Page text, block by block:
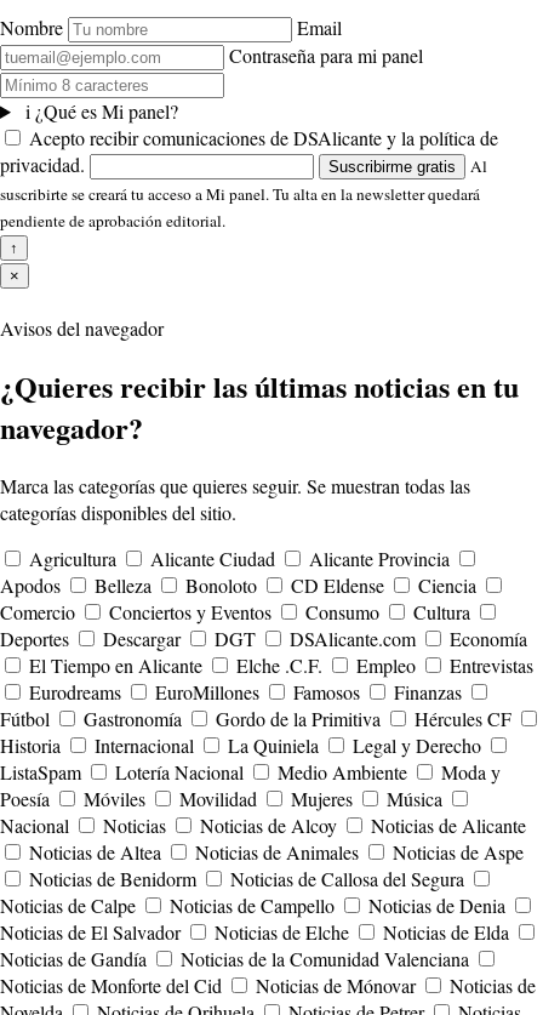
Nombre
Email
Contraseña para mi panel
i ¿Qué es Mi panel?
Acepto recibir comunicaciones de DSAlicante y la política de
privacidad.
Suscribirme gratis
Al
suscribirte se creará tu acceso a Mi panel. Tu alta en la newsletter quedará
pendiente de aprobación editorial.
↑
×
Avisos del navegador
¿Quieres recibir las últimas noticias en tu
navegador?
Marca las categorías que quieres seguir. Se muestran todas las
categorías disponibles del sitio.
Agricultura
Alicante Ciudad
Alicante Provincia
Apodos
Belleza Bonoloto CD Eldense
Ciencia
Comercio
Conciertos y Eventos Consumo
Cultura
Deportes
Descargar DGT DSAlicante.com
Economía
El Tiempo en Alicante
Elche .C.F. Empleo
Entrevistas
Eurodreams
EuroMillones Famosos
Finanzas
Fútbol
Gastronomía Gordo de la Primitiva
Hércules CF
Historia
Internacional La Quiniela
Legal y Derecho
ListaSpam
Lotería Nacional Medio Ambiente
Moda y
Poesía
Móviles Movilidad Mujeres
Música
Nacional
Noticias Noticias de Alcoy
Noticias de Alicante
Noticias de Altea
Noticias de Animales
Noticias de Aspe
Noticias de Benidorm
Noticias de Callosa del Segura
Noticias de Calpe
Noticias de Campello
Noticias de Denia
Noticias de El Salvador
Noticias de Elche
Noticias de Elda
Noticias de Gandía
Noticias de la Comunidad Valenciana
Noticias de Monforte del Cid
Noticias de Mónovar
Noticias de